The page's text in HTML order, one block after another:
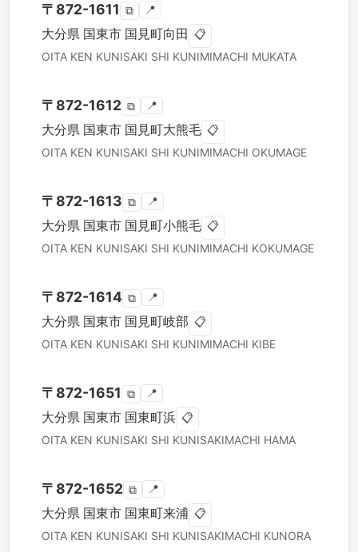
〒 872-1611 ⧉ 📍
大分県 国東市 国見町向田 📋
OITA KEN KUNISAKI SHI KUNIMIMACHI MUKATA
〒 872-1612 ⧉ 📍
大分県 国東市 国見町大熊毛 📋
OITA KEN KUNISAKI SHI KUNIMIMACHI OKUMAGE
〒 872-1613 ⧉ 📍
大分県 国東市 国見町小熊毛 📋
OITA KEN KUNISAKI SHI KUNIMIMACHI KOKUMAGE
〒 872-1614 ⧉ 📍
大分県 国東市 国見町岐部 📋
OITA KEN KUNISAKI SHI KUNIMIMACHI KIBE
〒 872-1651 ⧉ 📍
大分県 国東市 国東町浜 📋
OITA KEN KUNISAKI SHI KUNISAKIMACHI HAMA
〒 872-1652 ⧉ 📍
大分県 国東市 国東町来浦 📋
OITA KEN KUNISAKI SHI KUNISAKIMACHI KUNORA